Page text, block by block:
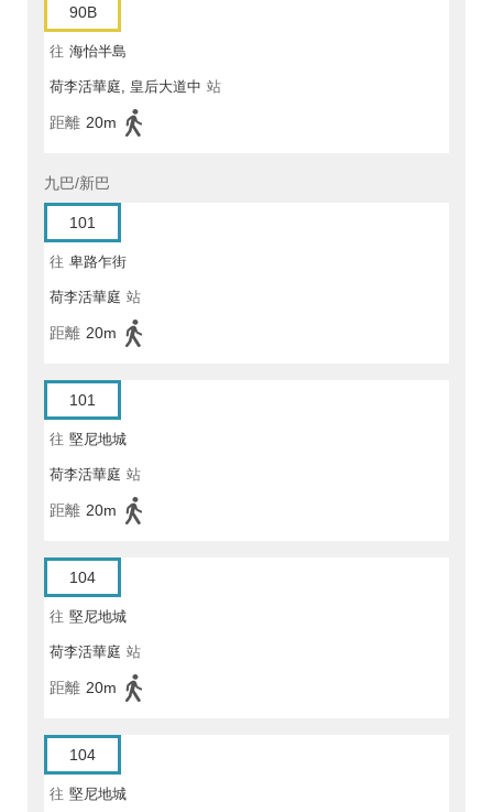
90B
往 海怡半島
荷李活華庭, 皇后大道中 站
距離 20m
九巴/新巴
101
往 卑路乍街
荷李活華庭 站
距離 20m
101
往 堅尼地城
荷李活華庭 站
距離 20m
104
往 堅尼地城
荷李活華庭 站
距離 20m
104
往 堅尼地城